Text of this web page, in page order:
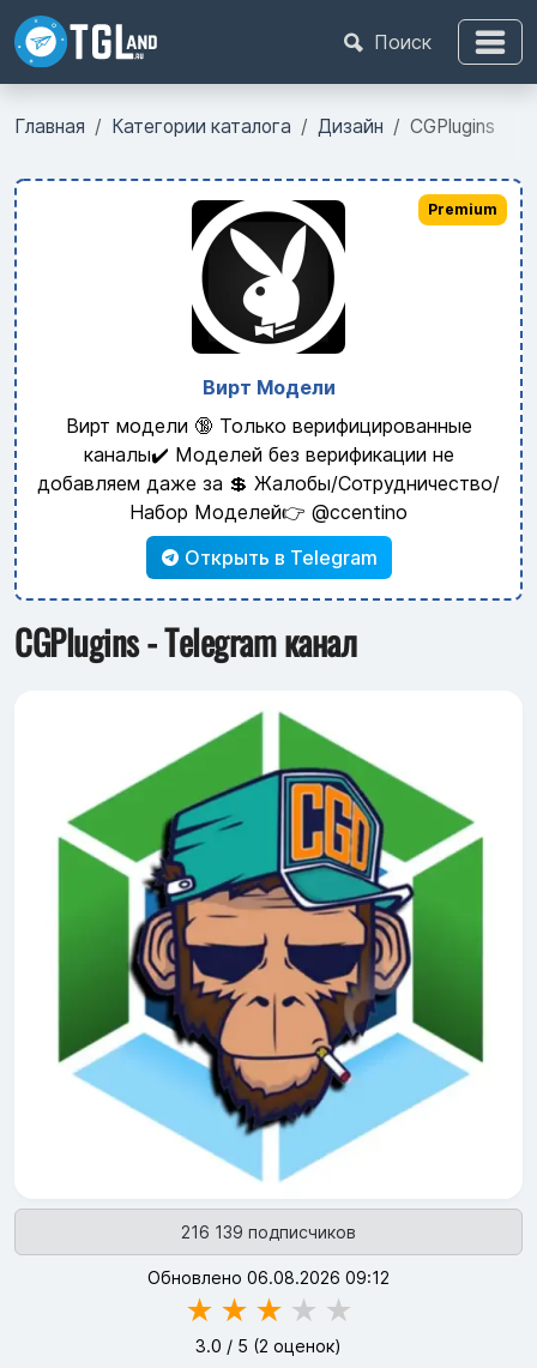
Поиск
Главная Категории каталога Дизайн CGPlugins
Вирт Модели
Вирт модели 🔞 Только верифицированные
каналы✔️ Моделей без верификации не
добавляем даже за 💲 Жалобы/Сотрудничество/
Набор Моделей👉 @ccentino
Открыть в Telegram
Premium
CGPlugins - Telegram канал
216 139 подписчиков
Обновлено 06.08.2026 09:12
★ ★ ★ ★ ★
3.0 / 5 (2 оценок)